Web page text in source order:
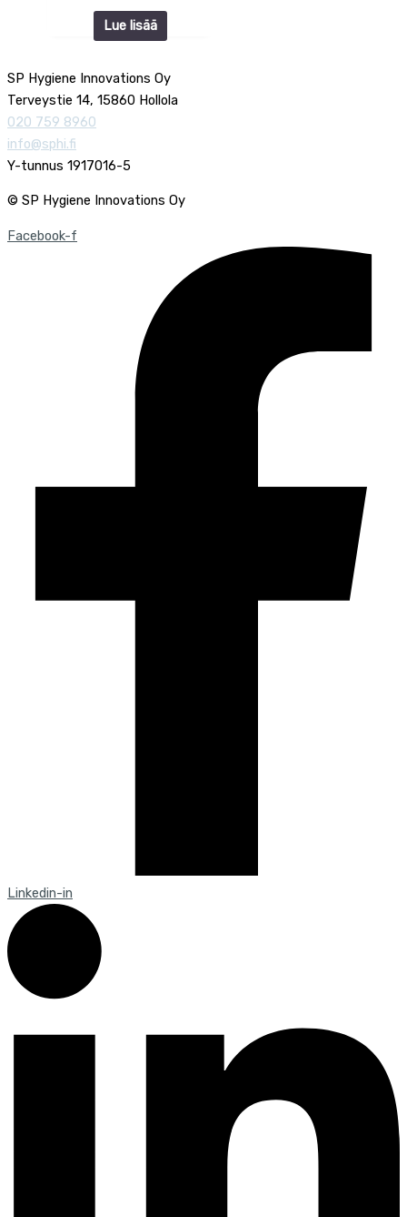
Lue lisää
SP Hygiene Innovations Oy
Terveystie 14, 15860 Hollola
020 759 8960
info@sphi.fi
Y-tunnus 1917016-5
© SP Hygiene Innovations Oy
Facebook-f
Linkedin-in